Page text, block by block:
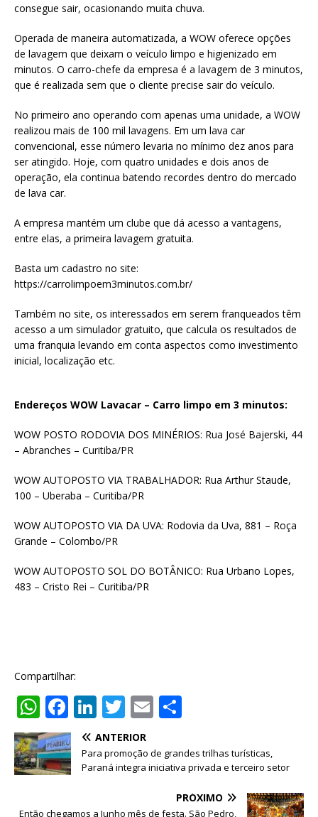
consegue sair, ocasionando muita chuva.
Operada de maneira automatizada, a WOW oferece opções
de lavagem que deixam o veículo limpo e higienizado em
minutos. O carro-chefe da empresa é a lavagem de 3 minutos,
que é realizada sem que o cliente precise sair do veículo.
No primeiro ano operando com apenas uma unidade, a WOW
realizou mais de 100 mil lavagens. Em um lava car
convencional, esse número levaria no mínimo dez anos para
ser atingido. Hoje, com quatro unidades e dois anos de
operação, ela continua batendo recordes dentro do mercado
de lava car.
A empresa mantém um clube que dá acesso a vantagens,
entre elas, a primeira lavagem gratuita.
Basta um cadastro no site:
https://carrolimpoem3minutos.com.br/
Também no site, os interessados em serem franqueados têm
acesso a um simulador gratuito, que calcula os resultados de
uma franquia levando em conta aspectos como investimento
inicial, localização etc.
Endereços WOW Lavacar – Carro limpo em 3 minutos:
WOW POSTO RODOVIA DOS MINÉRIOS: Rua José Bajerski, 44
– Abranches – Curitiba/PR
WOW AUTOPOSTO VIA TRABALHADOR: Rua Arthur Staude,
100 – Uberaba – Curitiba/PR
WOW AUTOPOSTO VIA DA UVA: Rodovia da Uva, 881 – Roça
Grande – Colombo/PR
WOW AUTOPOSTO SOL DO BOTÂNICO: Rua Urbano Lopes,
483 – Cristo Rei – Curitiba/PR
Compartilhar:
W
h
at
s
F
a
c
e
Li
n
k
e
T
w
it
te
E
ai
l
ar
e
ANTERIOR
Para promoção de grandes trilhas turísticas,
Paraná integra iniciativa privada e terceiro setor
PRÓXIMO
Então chegamos a Junho mês de festa. São Pedro,